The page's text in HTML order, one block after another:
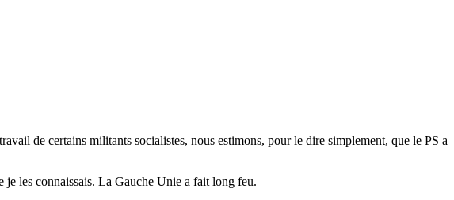
de certains militants socialistes, nous estimons, pour le dire simplement, que le PS a
je les connaissais. La Gauche Unie a fait long feu.